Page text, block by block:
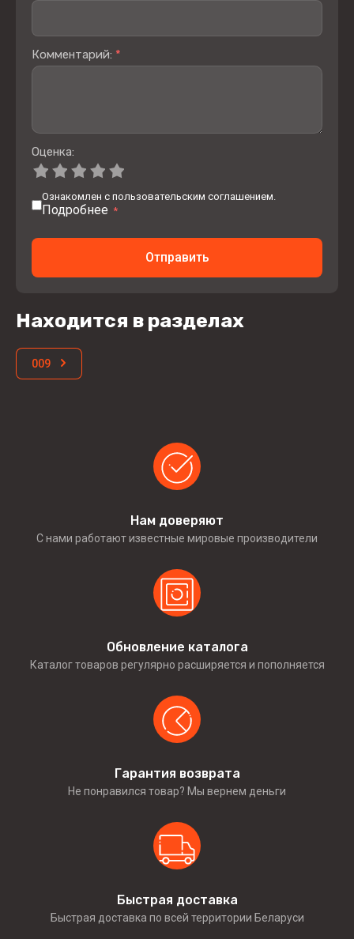
Комментарий: *
Оценка:
Ознакомлен с пользовательским соглашением.
Подробнее *
Отправить
Находится в разделах
009
Нам доверяют
С нами работают известные мировые производители
Обновление каталога
Каталог товаров регулярно расширяется и пополняется
Гарантия возврата
Не понравился товар? Мы вернем деньги
Быстрая доставка
Быстрая доставка по всей территории Беларуси